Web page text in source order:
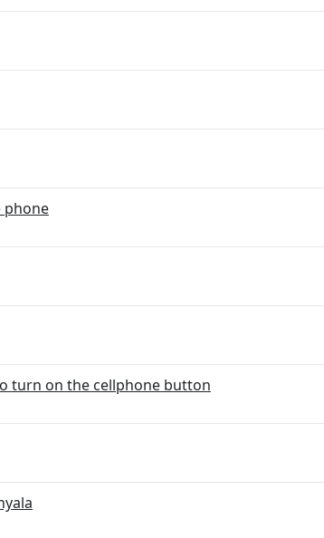
phone
turn on the cellphone button